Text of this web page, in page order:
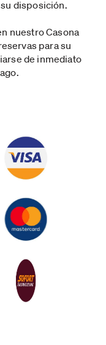
disposición.
nuestro Casona
para su
de inmediato